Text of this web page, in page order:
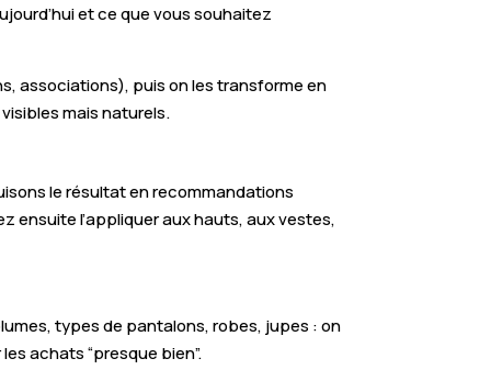
et ce que vous souhaitez
associations), puis on les transforme en
mais naturels.
le résultat en recommandations
ensuite l’appliquer aux hauts, aux vestes,
types de pantalons, robes, jupes : on
achats “presque bien”.